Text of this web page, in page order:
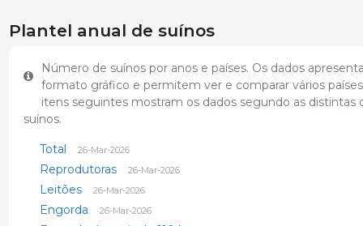
Plantel anual de suínos
Número de suínos por anos e países. Os dados
formato gráfico e permitem ver e comparar vários
itens seguintes mostram os dados segundo as distintas
suínos.
Total 26-Mar-2026
Reprodutoras 26-Mar-2026
Leitões 26-Mar-2026
Engorda 26-Mar-2026